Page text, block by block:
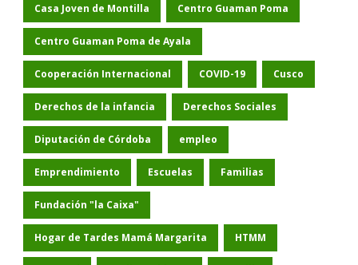
Casa Joven de Montilla Centro Guaman Poma
Centro Guaman Poma de Ayala
Cooperación Internacional COVID-19 Cusco
Derechos de la infancia Derechos Sociales
Diputación de Córdoba empleo
Emprendimiento Escuelas Familias
Fundación "la Caixa"
Hogar de Tardes Mamá Margarita HTMM